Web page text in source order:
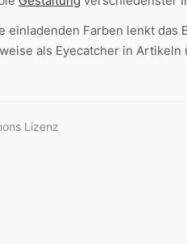
einladenden Farben lenkt das
als Eyecatcher in Artikeln
Lizenz